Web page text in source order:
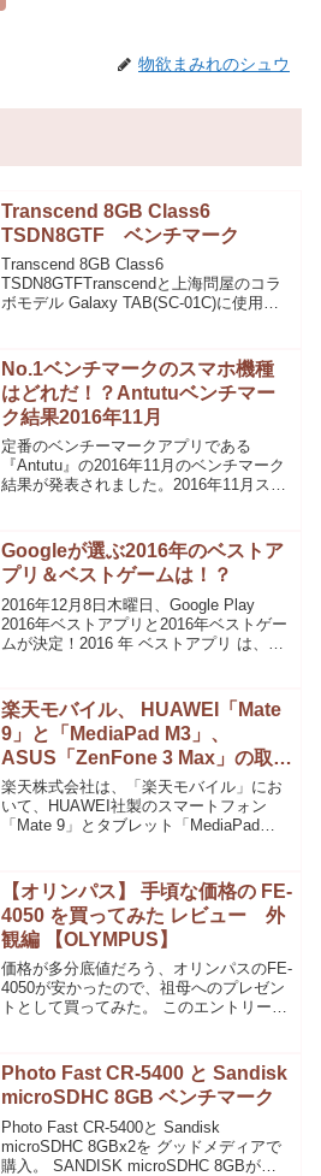
物欲まみれのシュウ
Transcend 8GB Class6
TSDN8GTF ベンチマーク
Transcend 8GB Class6
TSDN8GTFTranscendと上海問屋のコラ
ボモデル Galaxy TAB(SC-01C)に使用可
No.1ベンチマークのスマホ機種
はどれだ！？Antutuベンチマー
ク結果2016年11月
定番のベンチーマークアプリである
『Antutu』の2016年11月のベンチマーク
結果が発表されました。2016年11月スコ
「Xiaomi Note 2」が148352...
Googleが選ぶ2016年のベストア
プリ＆ベストゲームは！？
2016年12月8日木曜日、Google Play
2016年ベストアプリと2016年ベストゲー
ムが決定！2016 年 ベストアプリ は、「
し...
楽天モバイル、 HUAWEI「Mate
9」と「MediaPad M3」、
ASUS「ZenFone 3 Max」の取扱
開始
楽天株式会社は、「楽天モバイル」にお
いて、HUAWEI社製のスマートフォン
「Mate 9」とタブレット「MediaPad
ると発表した。「HUAWEI Mat...
【オリンパス】 手頃な価格の FE-
4050 を買ってみた レビュー 外
観編 【OLYMPUS】
価格が多分底値だろう、オリンパスのFE-
4050が安かったので、祖母へのプレゼン
トとして買ってみた。 このエントリー
もり。 詳しくは、↓
Photo Fast CR-5400 と Sandisk
microSDHC 8GB ベンチマーク
Photo Fast CR-5400と Sandisk
microSDHC 8GBx2を グッドメディアで
購入。 SANDISK microSDHC 8GBが